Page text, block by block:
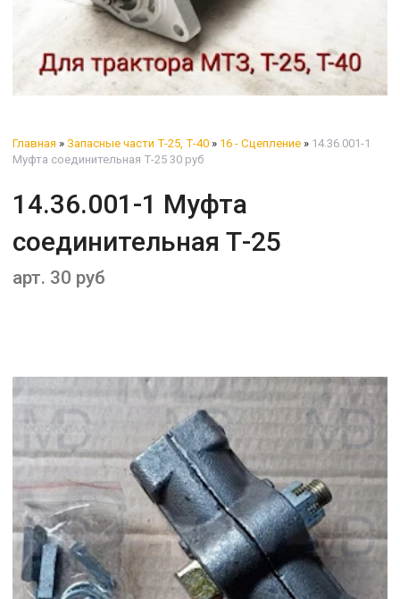
Главная » Запасные части Т-25, Т-40 » 16 - Сцепление » 14.36.001-1
Муфта соединительная Т-25 30 руб
14.36.001-1 Муфта
соединительная Т-25
арт. 30 руб